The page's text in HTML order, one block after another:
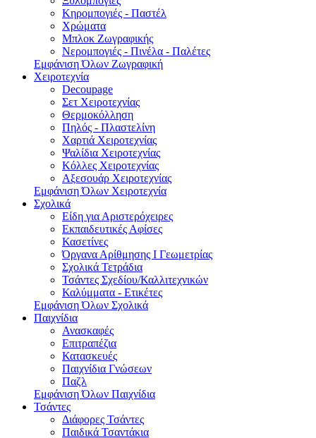
Κηρομπογιές - Παστέλ
Χρώματα
Μπλοκ Ζωγραφικής
Νερομπογιές - Πινέλα - Παλέτες
Εμφάνιση Όλων Ζωγραφική
Χειροτεχνία
Decoupage
Σετ Χειροτεχνίας
Θερμοκόλληση
Πηλός - Πλαστελίνη
Χαρτιά Χειροτεχνίας
Ψαλίδια Χειροτεχνίας
Κόλλες Χειροτεχνίας
Αξεσουάρ Χειροτεχνίας
Εμφάνιση Όλων Χειροτεχνία
Σχολικά
Είδη για Αριστερόχειρες
Εκπαιδευτικές Αφίσες
Κασετίνες
Όργανα Αρίθμησης Ι Γεωμετρίας
Σχολικά Τετράδια
Τσάντες Σχεδίου/Καλλιτεχνικών
Καλύμματα - Ετικέτες
Εμφάνιση Όλων Σχολικά
Παιχνίδια
Ανασκαφές
Επιτραπέζια
Κατασκευές
Παιχνίδια Γνώσεων
Παζλ
Εμφάνιση Όλων Παιχνίδια
Τσάντες
Διάφορες Τσάντες
Παιδικά Τσαντάκια